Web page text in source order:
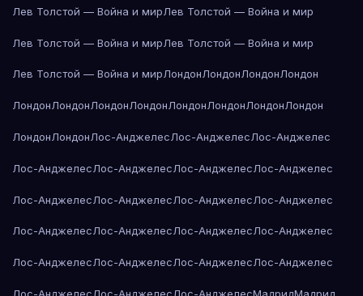
Лев Толстой — Война и мирЛев Толстой — Война и мир
Лев Толстой — Война и мирЛев Толстой — Война и мир
Лев Толстой — Война и мирЛондонЛондонЛондонЛондон
ЛондонЛондонЛондонЛондонЛондонЛондонЛондонЛондон
ЛондонЛондонЛос-АнджелесЛос-АнджелесЛос-Анджелес
Лос-АнджелесЛос-АнджелесЛос-АнджелесЛос-Анджелес
Лос-АнджелесЛос-АнджелесЛос-АнджелесЛос-Анджелес
Лос-АнджелесЛос-АнджелесЛос-АнджелесЛос-Анджелес
Лос-АнджелесЛос-АнджелесЛос-АнджелесЛос-Анджелес